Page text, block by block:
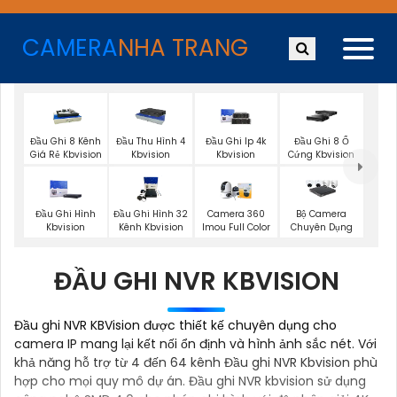
CAMERANHA TRANG
Đầu Ghi 8 Kênh
Giá Rẻ Kbvision
Đầu Thu Hình 4
Kbvision
Đầu Ghi Ip 4k
Kbvision
Đầu Ghi 8 Ổ
Cứng Kbvision
Đầu Ghi Hình
Kbvision
Đầu Ghi Hình 32
Kênh Kbvision
Camera 360
Imou Full Color
Bộ Camera
Chuyên Dụng
ĐẦU GHI NVR KBVISION
Đầu ghi NVR KBVision được thiết kế chuyên dụng cho
camera IP mang lại kết nối ổn định và hình ảnh sắc nét. Với
khả năng hỗ trợ từ 4 đến 64 kênh Đầu ghi NVR Kbvision phù
hợp cho mọi quy mô dự án. Đầu ghi NVR kbvision sử dụng